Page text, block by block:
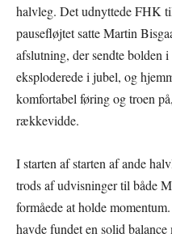
halvleg. Det udnyttede FHK
pausefløjtet satte Martin
afslutning, der sendte bolden
eksploderede i jubel, og
komfortabel føring og troen
rækkevidde.
I starten af starten af ande
trods af udvisninger til både
formåede at holde
havde fundet en solid